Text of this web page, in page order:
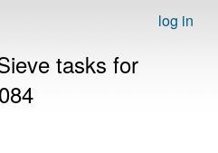
log in
tasks for